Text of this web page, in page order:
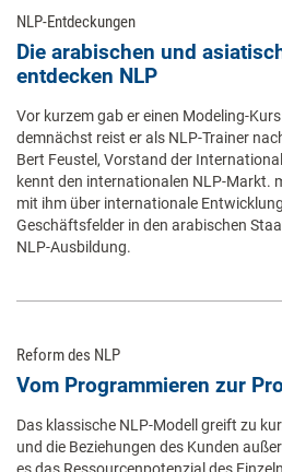
NLP-Entdeckungen
Die arabischen und
entdecken NLP
Vor kurzem gab er einen Modeling-
demnächst reist er als NLP-Trainer
Bert Feustel, Vorstand der
kennt den internationalen NLP-Markt.
mit ihm über internationale
Geschäftsfelder in den arabischen
NLP-Ausbildung.
Reform des NLP
Vom Programmieren zur
Das klassische NLP-Modell greift zu
und die Beziehungen des Kunden
es das Ressourcenpotenzial des